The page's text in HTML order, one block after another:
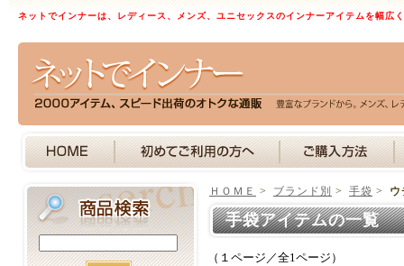
ネットでインナーは、レディース、メンズ、ユニセックスのインナーアイテムを幅広
ＨＯＭＥ > ブランド別 > 手袋 > ウ
手袋アイテムの一覧
（１ページ／全1ページ）